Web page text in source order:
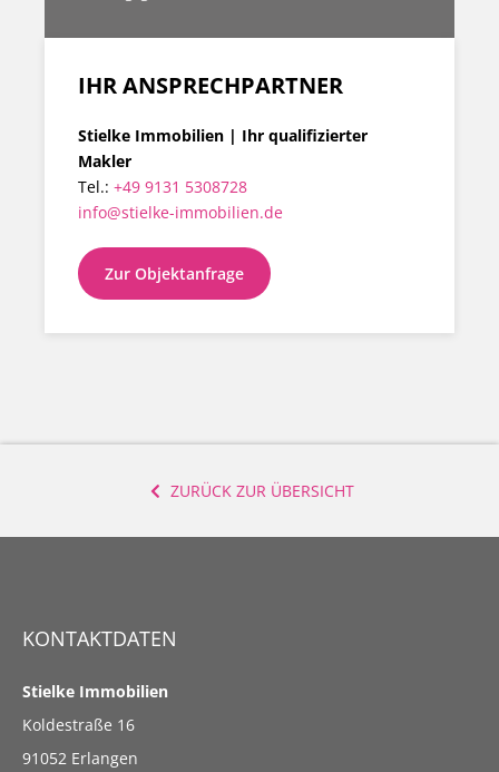
KONTAKTDATEN
Stielke Immobilien
Koldestraße 16
91052 Erlangen
IHR ANSPRECHPARTNER
Stielke Immobilien | Ihr qualifizierter
Makler
Tel.: +49 9131 5308728
info@stielke-immobilien.de
Zur Objektanfrage
ZURÜCK ZUR ÜBERSICHT